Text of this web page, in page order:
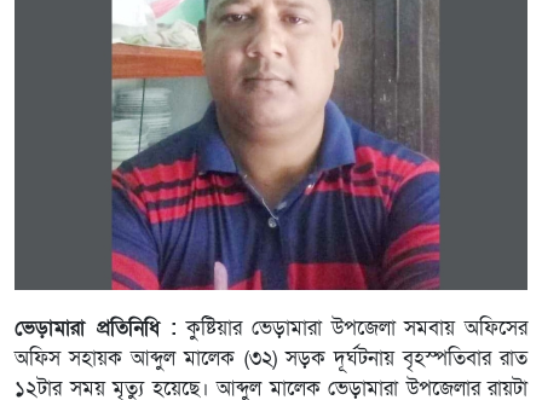
ভেড়ামারা প্রতিনিধি : কুষ্টিয়ার ভেড়ামারা উপজেলা সমবায় অফিসের
অফিস সহায়ক আব্দুল মালেক (৩২) সড়ক দূর্ঘটনায় বৃহস্পতিবার রাত
১২টার সময় মৃত্যু হয়েছে। আব্দুল মালেক ভেড়ামারা উপজেলার রায়টা